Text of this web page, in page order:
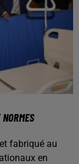
fabriqué au
en